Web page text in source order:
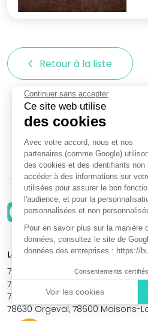
Continuer sans accepter
Ce site web utilise
des cookies
Avec votre accord, nous et nos
partenaires (comme Google)
des cookies et des identifiants
accéder à des informations sur
utilisées pour assurer le bon
l'audience, et pour la
personnalisées et non
Pour en savoir plus sur la manière
données, consultez le site de
données des entreprises : https://
Consentements
Voir les cookies
Axeptio consent
Plateforme de Gestion du
Retour à la liste
ACCUEIL NOS
1
Le centre ENTENDRE Saint
78112 Fourqueux, 78240
78600 Carrieres-sous-Bois,
78290 Croissy-sur-Seine, 78860
78630 Orgeval, 78600 Maisons-